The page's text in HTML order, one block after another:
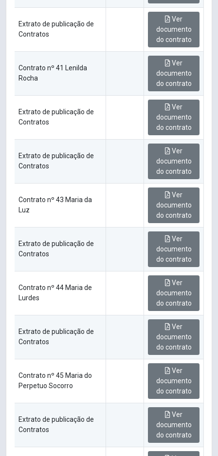
Extrato de publicação de
Contratos
Ver
documento
do contrato
Contrato nº 41 Lenilda
Rocha
Ver
documento
do contrato
Extrato de publicação de
Contratos
Ver
documento
do contrato
Extrato de publicação de
Contratos
Ver
documento
do contrato
Contrato nº 43 Maria da
Luz
Ver
documento
do contrato
Extrato de publicação de
Contratos
Ver
documento
do contrato
Contrato nº 44 Maria de
Lurdes
Ver
documento
do contrato
Extrato de publicação de
Contratos
Ver
documento
do contrato
Contrato nº 45 Maria do
Perpetuo Socorro
Ver
documento
do contrato
Extrato de publicação de
Contratos
Ver
documento
do contrato